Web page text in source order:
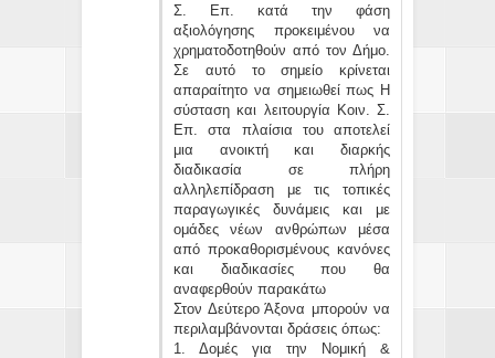
Σ. Επ. κατά την φάση
αξιολόγησης προκειμένου να
χρηματοδοτηθούν από τον Δήμο.
Σε αυτό το σημείο κρίνεται
απαραίτητο να σημειωθεί πως Η
σύσταση και λειτουργία Κοιν. Σ.
Επ. στα πλαίσια του αποτελεί
μια ανοικτή και διαρκής
διαδικασία σε πλήρη
αλληλεπίδραση με τις τοπικές
παραγωγικές δυνάμεις και με
ομάδες νέων ανθρώπων μέσα
από προκαθορισμένους κανόνες
και διαδικασίες που θα
αναφερθούν παρακάτω
Στον Δεύτερο Άξονα μπορούν να
περιλαμβάνονται δράσεις όπως:
1. Δομές για την Νομική &